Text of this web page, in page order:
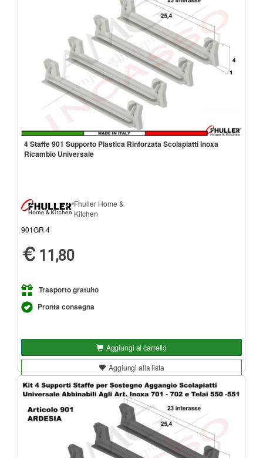
4 Staffe 901 Supporto Plastica Rinforzata Scolapiatti Inoxa
Ricambio Universale
Fhuller Home &
Kitchen
901GR 4
11,80
Trasporto gratuito
Pronta consegna
Aggiungi al carrello
Aggiungi alla lista